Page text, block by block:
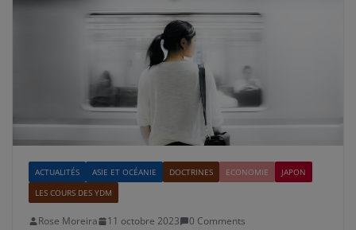
ACTUALITÉS ASIE ET OCÉANIE DOCTRINES ECONOMIE
JAPON
LES COURS DES YDM
Rose Moreira 11 octobre 2023
0 Comments